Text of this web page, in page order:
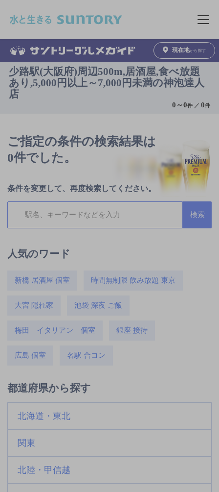
メニュ
現在地から探す
少路駅(大阪府)周辺500m,居酒屋,食べ放題
あり,5,000円以上～7,000円未満の神泡達人
店
0 ～0件 ／0件
ご指定の条件の検索結果は
0件でした。
条件を変更して、再度検索してください。
人気のワード
新橋 居酒屋 個室 時間無制限 飲み放題 東京
大宮 隠れ家 池袋 深夜 ご飯
梅田 イタリアン 個室 銀座 接待
広島 個室 名駅 合コン
都道府県から探す
北海道・東北
関東
北陸・甲信越